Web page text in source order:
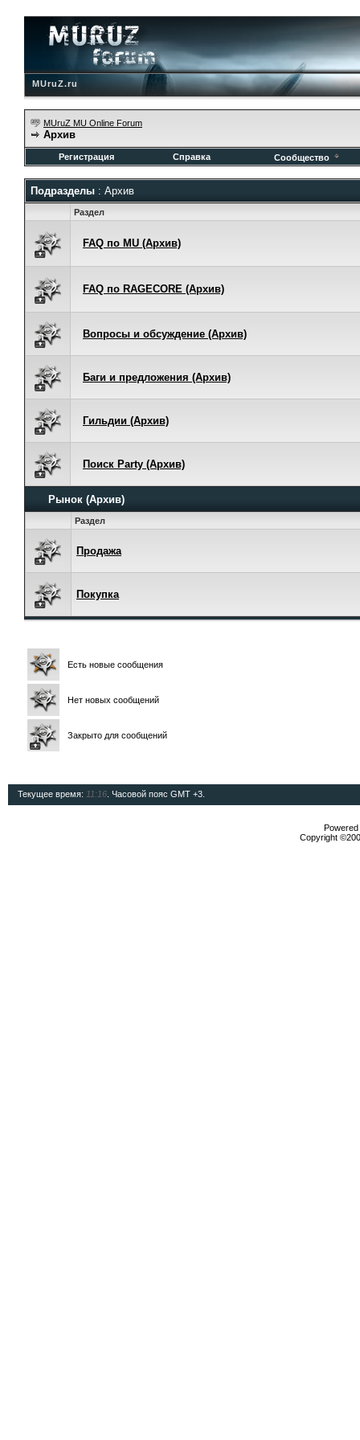
MUruZ.ru
MUruZ MU Online Forum
Архив
Регистрация Справка Сообщество
Подразделы : Архив
Раздел
FAQ по MU (Архив)
FAQ по RAGECORE (Архив)
Вопросы и обсуждение (Архив)
Баги и предложения (Архив)
Гильдии (Архив)
Поиск Party (Архив)
Рынок (Архив)
Раздел
Продажа
Покупка
Есть новые сообщения
Нет новых сообщений
Закрыто для сообщений
Текущее время: 11:16 . Часовой пояс GMT +3.
Copyright